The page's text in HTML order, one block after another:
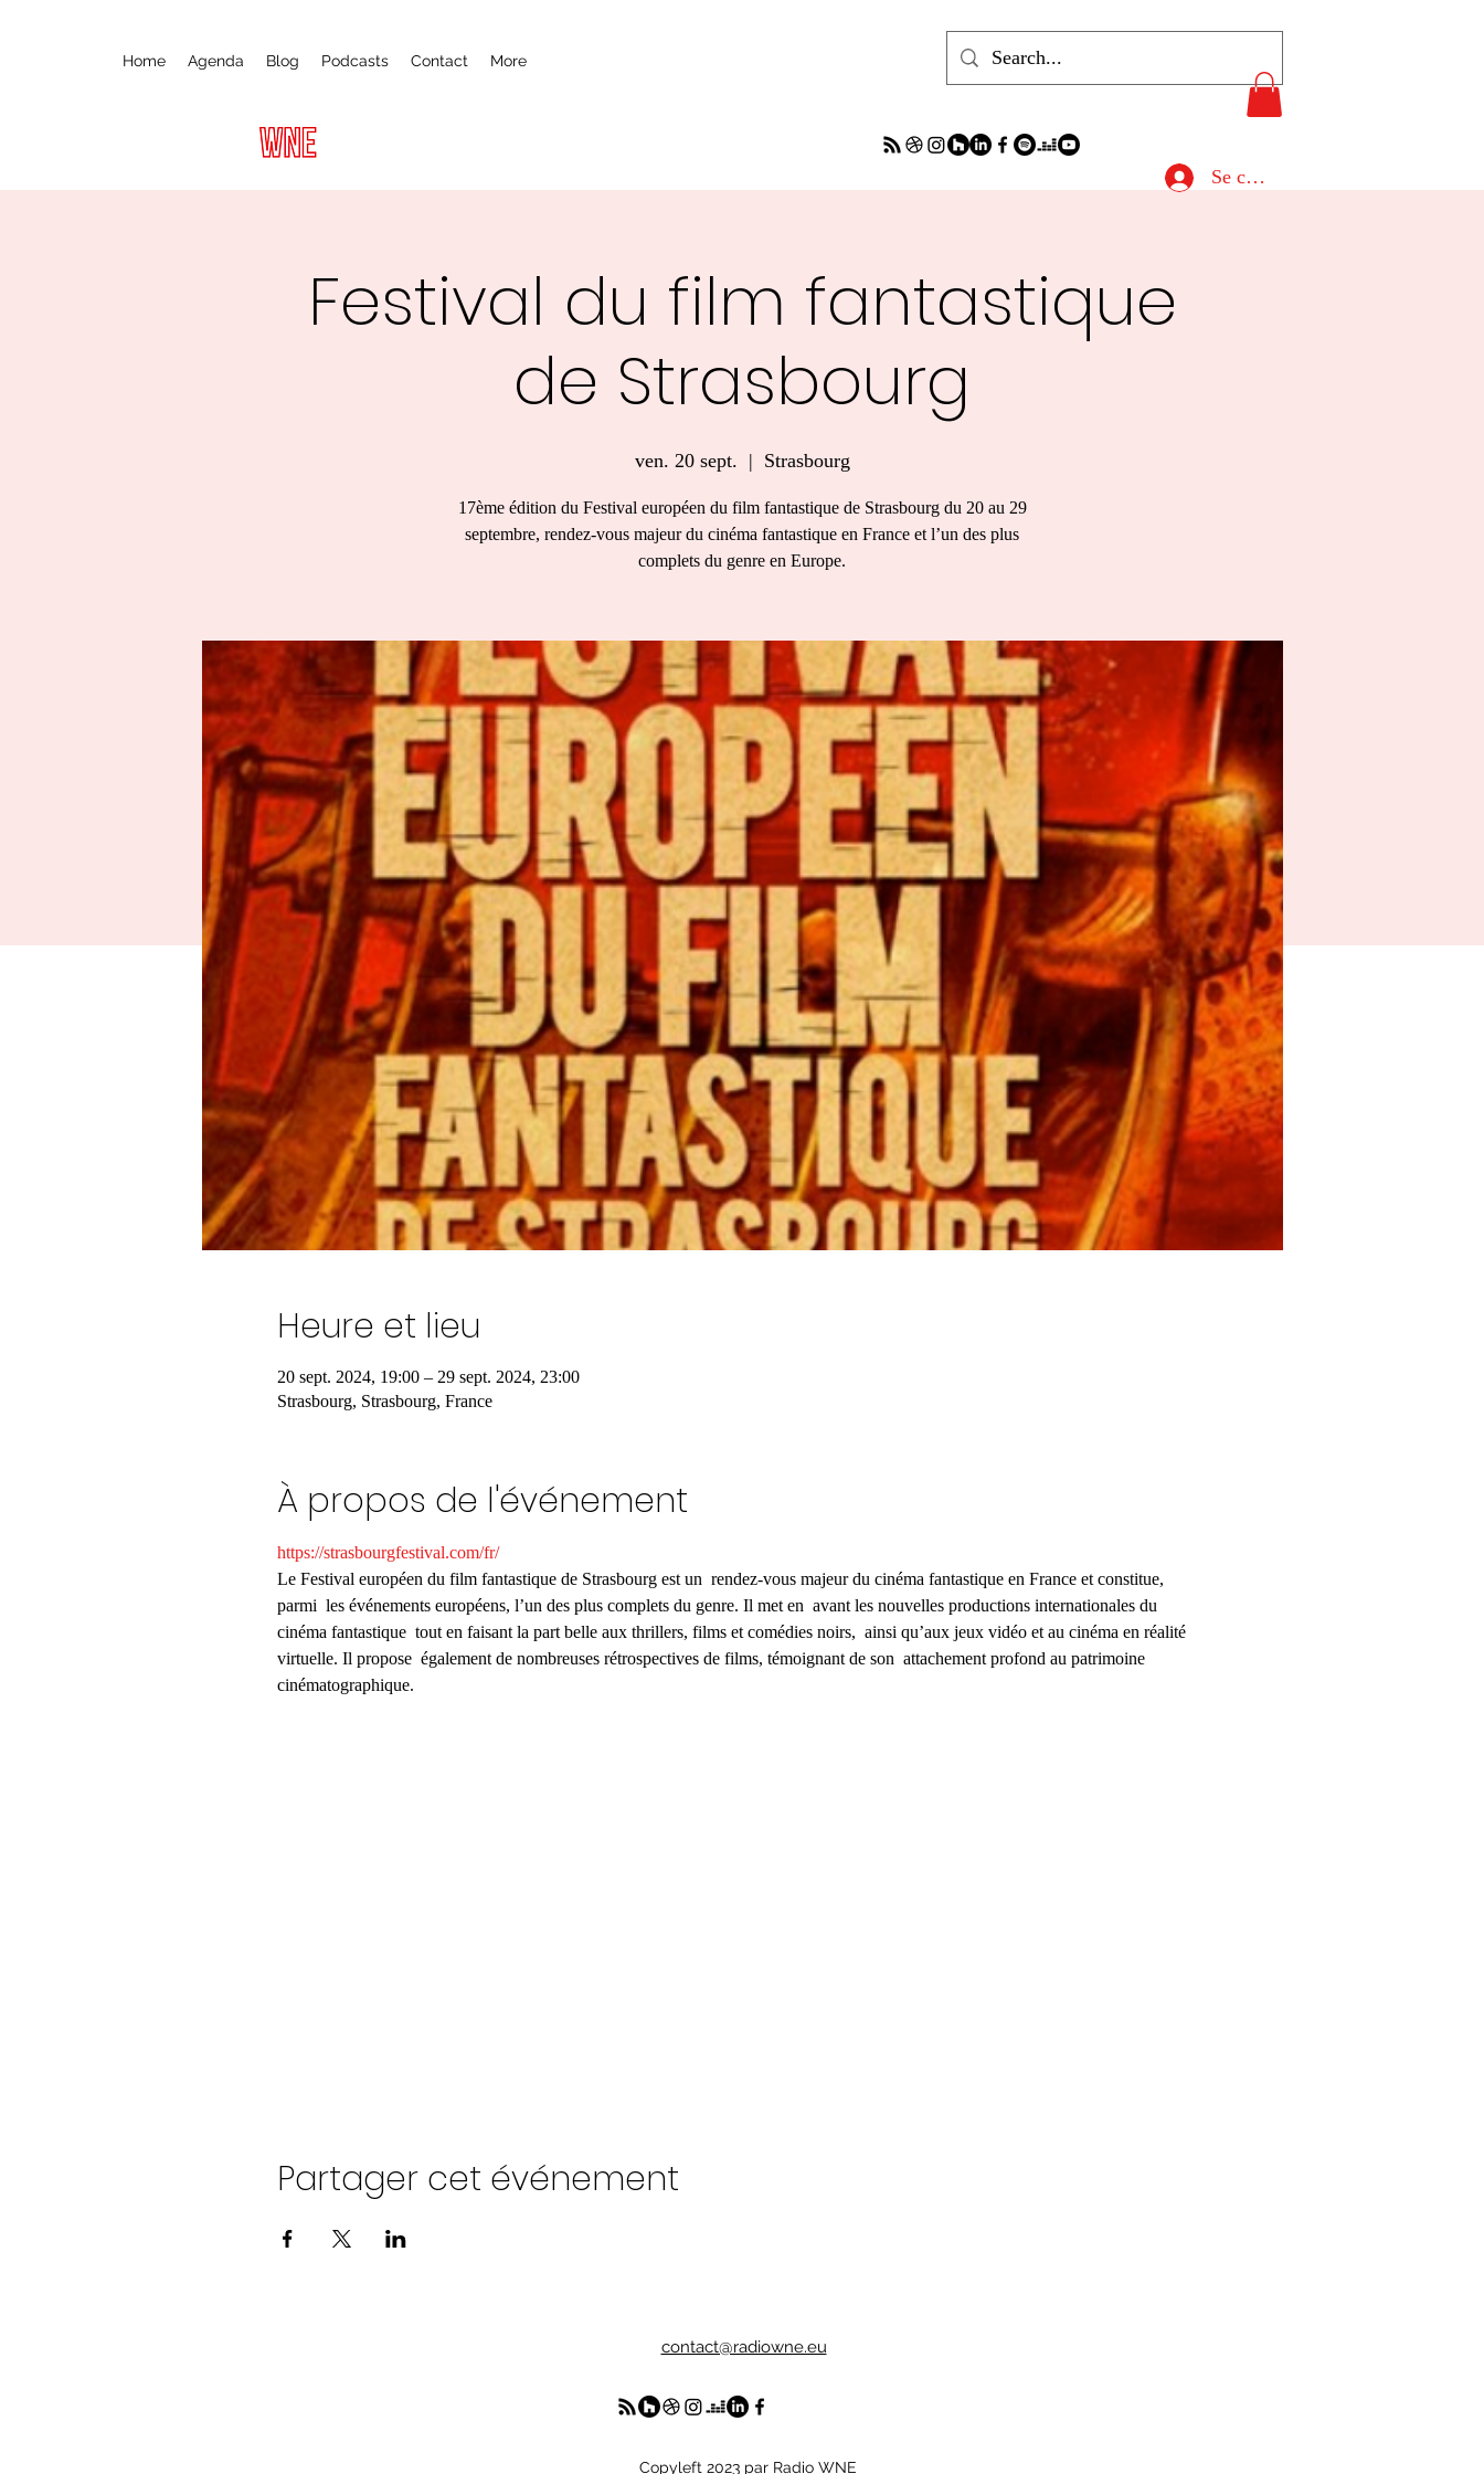
Home Agenda Blog Podcasts Contact More
Se connecter
Festival du film fantastique
de Strasbourg
ven. 20 sept.
  |
Strasbourg
17ème édition du Festival européen du film fantastique de Strasbourg du 20 au 29
septembre, rendez-vous majeur du cinéma fantastique en France et l’un des plus
complets du genre en Europe.
Heure et lieu
20 sept. 2024, 19:00 – 29 sept. 2024, 23:00
Strasbourg, Strasbourg, France
À propos de l'événement
https://strasbourgfestival.com/fr/
Le Festival européen du film fantastique de Strasbourg est un  rendez-vous majeur du cinéma fantastique en France et constitue,
parmi  les événements européens, l’un des plus complets du genre. Il met en  avant les nouvelles productions internationales du
cinéma fantastique  tout en faisant la part belle aux thrillers, films et comédies noirs,  ainsi qu’aux jeux vidéo et au cinéma en réalité
virtuelle. Il propose  également de nombreuses rétrospectives de films, témoignant de son  attachement profond au patrimoine
cinématographique.
Partager cet événement
contact@radiowne.eu
Copyleft 2023 par Radio WNE